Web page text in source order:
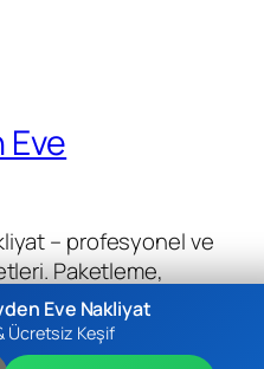
– profesyonel ve
Paketleme,
çözümleri.
Eve Nakliyat
Ücretsiz Keşif